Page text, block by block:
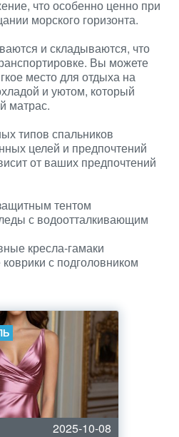
что особенно ценно при
морского горизонта.
и складываются, что
Вы можете
место для отдыха на
и уютом, который
матрас.
типов спальников
целей и предпочтений
от ваших предпочтений
тентом
с водоотталкивающим
кресла-гамаки
с подголовником
2025-10-08